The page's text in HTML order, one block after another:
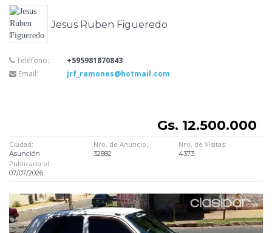
Jesus Ruben Figueredo
Teléfono:
+595981870843
Email:
jrf_ramones@hotmail.com
Gs. 12.500.000
Ciudad:
Asunción
Nro. de Anuncio:
32882
Nro. de Visitas:
4373
Publicado el:
07/07/2026